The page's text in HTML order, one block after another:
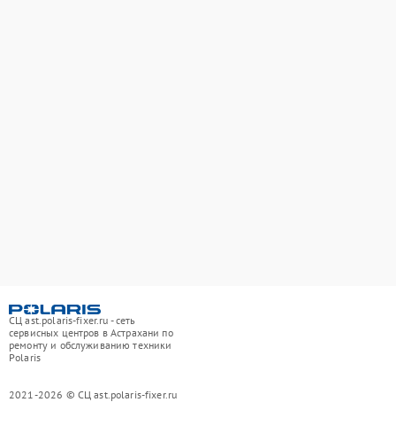
СЦ ast.polaris-fixer.ru - сеть
сервисных центров в Астрахани по
ремонту и обслуживанию техники
Polaris
2021-2026 © СЦ ast.polaris-fixer.ru